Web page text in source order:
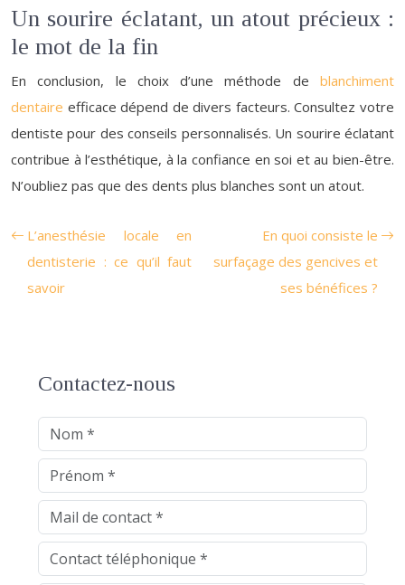
Un sourire éclatant, un atout précieux :
le mot de la fin
En conclusion, le choix d’une méthode de blanchiment
dentaire efficace dépend de divers facteurs. Consultez votre
dentiste pour des conseils personnalisés. Un sourire éclatant
contribue à l’esthétique, à la confiance en soi et au bien-être.
N’oubliez pas que des dents plus blanches sont un atout.
L’anesthésie locale en
dentisterie : ce qu’il faut
savoir
En quoi consiste le
surfaçage des gencives et
ses bénéfices ?
Contactez-nous